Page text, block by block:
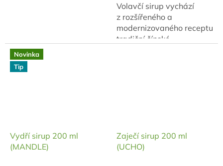
Volavčí sirup vychází
z rozšířeného a
modernizovaného receptu
tradiční čínské
Novinka
Tip
Vydří sirup 200 ml
(MANDLE)
Zaječí sirup 200 ml
(UCHO)